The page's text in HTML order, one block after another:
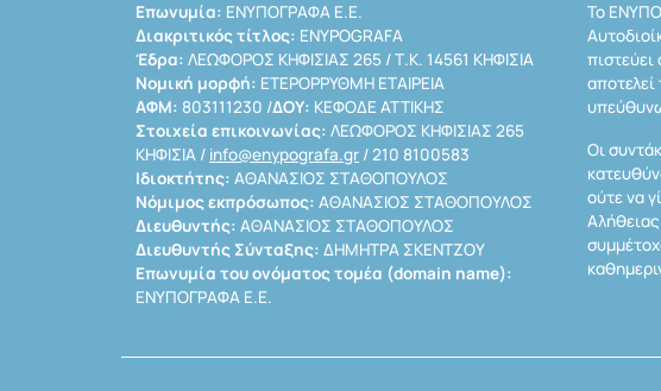
Επωνυμία: ΕΝΥΠΟΓΡΑΦΑ Ε.Ε.
Διακριτικός τίτλος: ENYPOGRAFA
Έδρα: ΛΕΩΦΟΡΟΣ ΚΗΦΙΣΙΑΣ 265 / Τ.Κ. 14561 ΚΗΦΙΣΙΑ
Νομική μορφή: ΕΤΕΡΟΡΡΥΘΜΗ ΕΤΑΙΡΕΙΑ
ΑΦΜ: 803111230 /ΔΟΥ: ΚΕΦΟΔΕ ΑΤΤΙΚΗΣ
Στοιχεία επικοινωνίας: ΛΕΩΦΟΡΟΣ ΚΗΦΙΣΙΑΣ 265
ΚΗΦΙΣΙΑ / info@enypografa.gr / 210 8100583
Ιδιοκτήτης: ΑΘΑΝΑΣΙΟΣ ΣΤΑΘΟΠΟΥΛΟΣ
Νόμιμος εκπρόσωπος: ΑΘΑΝΑΣΙΟΣ ΣΤΑΘΟΠΟΥΛΟΣ
Διευθυντής: ΑΘΑΝΑΣΙΟΣ ΣΤΑΘΟΠΟΥΛΟΣ
Διευθυντής Σύνταξης: ΔΗΜΗΤΡΑ ΣΚΕΝΤΖΟΥ
Επωνυμία του ονόματος τομέα (domain name):
ΕΝΥΠΟΓΡΑΦΑ Ε.Ε.
Το
αποτελεί
Οι
ούτε να